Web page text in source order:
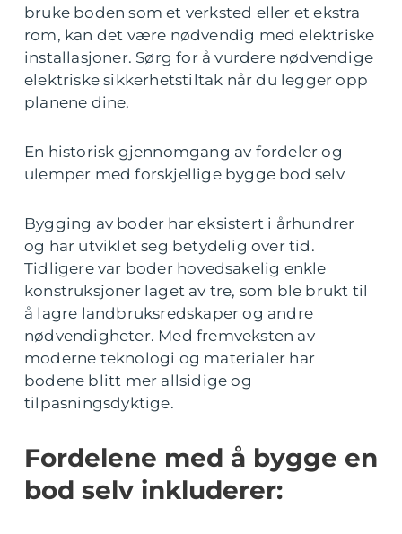
bruke boden som et verksted eller et ekstra
rom, kan det være nødvendig med elektriske
installasjoner. Sørg for å vurdere nødvendige
elektriske sikkerhetstiltak når du legger opp
planene dine.
En historisk gjennomgang av fordeler og
ulemper med forskjellige bygge bod selv
Bygging av boder har eksistert i århundrer
og har utviklet seg betydelig over tid.
Tidligere var boder hovedsakelig enkle
konstruksjoner laget av tre, som ble brukt til
å lagre landbruksredskaper og andre
nødvendigheter. Med fremveksten av
moderne teknologi og materialer har
bodene blitt mer allsidige og
tilpasningsdyktige.
Fordelene med å bygge en
bod selv inkluderer: